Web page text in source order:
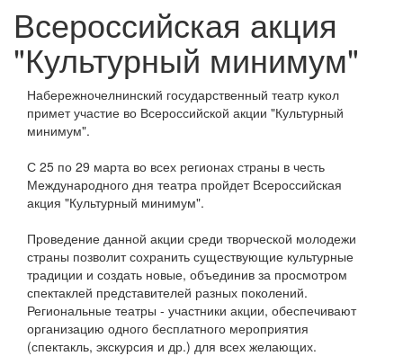
Всероссийская акция
"Культурный минимум"
Набережночелнинский государственный театр кукол
примет участие во Всероссийской акции "Культурный
минимум".
С 25 по 29 марта во всех регионах страны в честь
Международного дня театра пройдет Всероссийская
акция "Культурный минимум".
Проведение данной акции среди творческой молодежи
страны позволит сохранить существующие культурные
традиции и создать новые, объединив за просмотром
спектаклей представителей разных поколений.
Региональные театры - участники акции, обеспечивают
организацию одного бесплатного мероприятия
(спектакль, экскурсия и др.) для всех желающих.